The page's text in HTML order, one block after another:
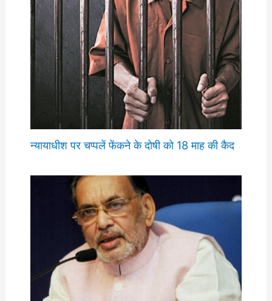
न्यायाधीश पर चप्पलें फेंकने के दोषी को 18 माह की कैद